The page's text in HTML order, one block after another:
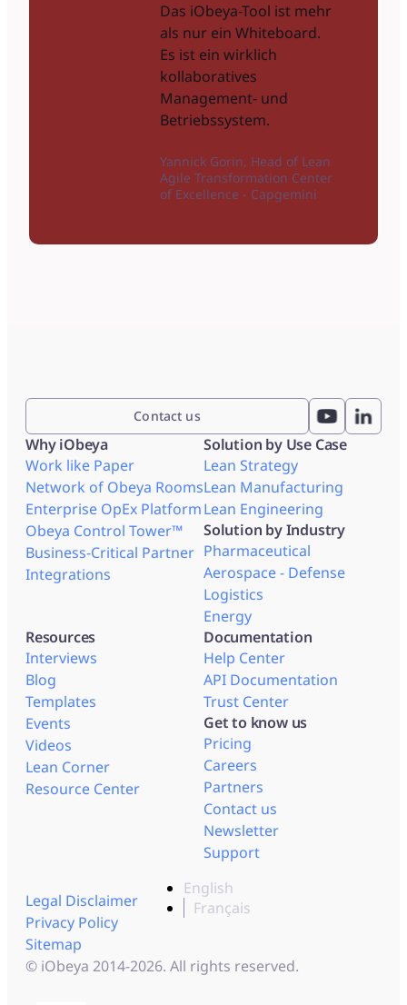
Das iObeya-Tool ist mehr
als nur ein Whiteboard.
Es ist ein wirklich
kollaboratives
Management- und
Betriebssystem.
Yannick Gorin, Head of Lean
Agile Transformation Center
of Excellence - Capgemini
Contact us
Why iObeya
Work like Paper
Network of Obeya Rooms
Enterprise OpEx Platform
Obeya Control Tower™
Business-Critical Partner
Integrations
Solution by Use Case
Lean Strategy
Lean Manufacturing
Lean Engineering
Solution by Industry
Pharmaceutical
Aerospace - Defense
Logistics
Energy
Resources
Interviews
Blog
Templates
Events
Videos
Lean Corner
Resource Center
Documentation
Help Center
API Documentation
Trust Center
Get to know us
Pricing
Careers
Partners
Contact us
Newsletter
Support
English
Français
Legal Disclaimer
Privacy Policy
Sitemap
© iObeya 2014-2026. All rights reserved.